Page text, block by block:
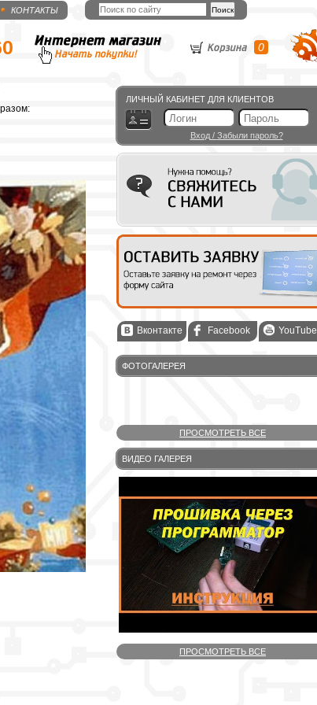
КОНТАКТЫ
0
ЛИЧНЫЙ КАБИНЕТ ДЛЯ КЛИЕНТОВ
Вход/ Забыли пароль?
Вконтакте Facebook YouTube
ФОТОГАЛЕРЕЯ
ПРОСМОТРЕТЬ ВСЕ
ВИДЕО ГАЛЕРЕЯ
ПРОСМОТРЕТЬ ВСЕ